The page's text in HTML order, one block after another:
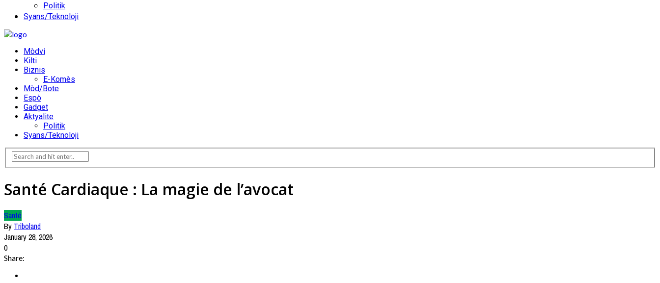
Politik
Syans/Teknoloji
Mòdvi
Kilti
Biznis
E-Komès
Mòd/Bote
Espò
Gadget
Aktyalite
Politik
Syans/Teknoloji
Santé Cardiaque : La magie de l’avocat
Santé
By Triboland
January 28, 2026
0
Share: